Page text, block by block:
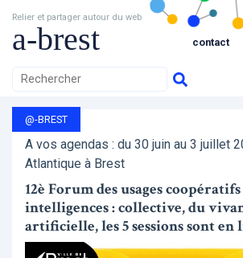
Relier et partager autour du web
a-brest contact
@-BREST
A vos agendas : du 30 juin au 3 juillet
Atlantique à Brest
12è Forum des usages
intelligences : collective, du
artificielle, les 5 sessions sont en